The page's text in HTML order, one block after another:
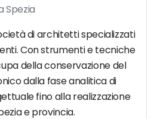
Spezia
di architetti specializzati
Con strumenti e tecniche
della conservazione del
dalla fase analitica di
fino alla realizzazione
e provincia.